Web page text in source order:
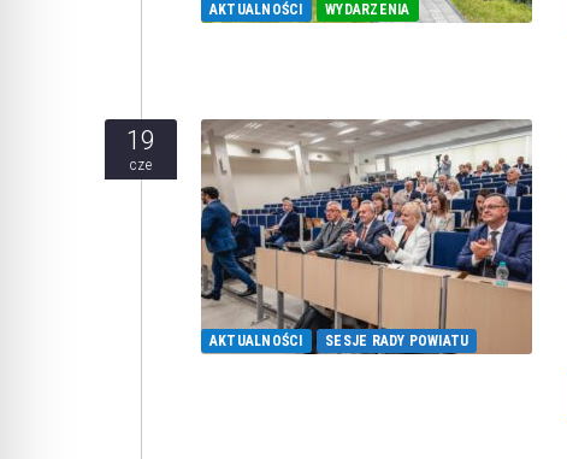
AKTUALNOŚCI WYDARZENIA
19
cze
AKTUALNOŚCI SESJE RADY POWIATU